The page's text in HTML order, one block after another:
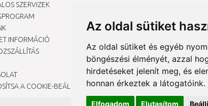
Az oldal sütiket
Az oldal sütiket és egyéb
böngészési élményét, azzal
hirdetéseket jelenít meg, és
honnan érkeztek a látogatóink.
Elfogadom Elutasítom
SZERVIZEK
INFORMÁCIÓ
A COOKIE-BEÁLLÍTÁSAIMAT